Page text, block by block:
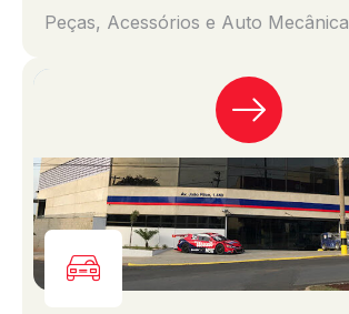
Peças, Acessórios e Auto Mecânica